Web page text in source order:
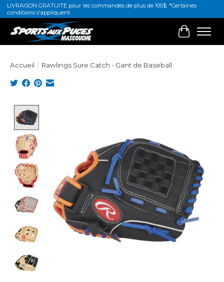
LIVRAISON GRATUITE pour les commandes de plus de 100$. *Certaines
conditions s'appliquent
Panier
Accueil / Rawlings Sure Catch - Gant de Baseball